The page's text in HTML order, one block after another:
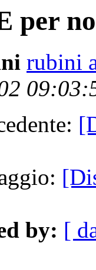
per
rubini
by: [